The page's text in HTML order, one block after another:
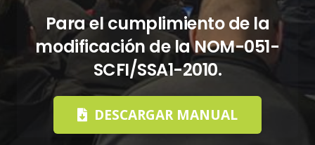
Para el cumplimiento de la
modificación de la NOM-051-
SCFI/SSA1-2010.
DESCARGAR MANUAL